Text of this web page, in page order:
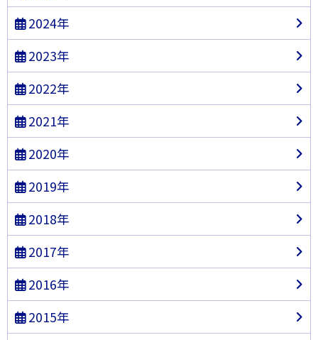
2024年
2023年
2022年
2021年
2020年
2019年
2018年
2017年
2016年
2015年